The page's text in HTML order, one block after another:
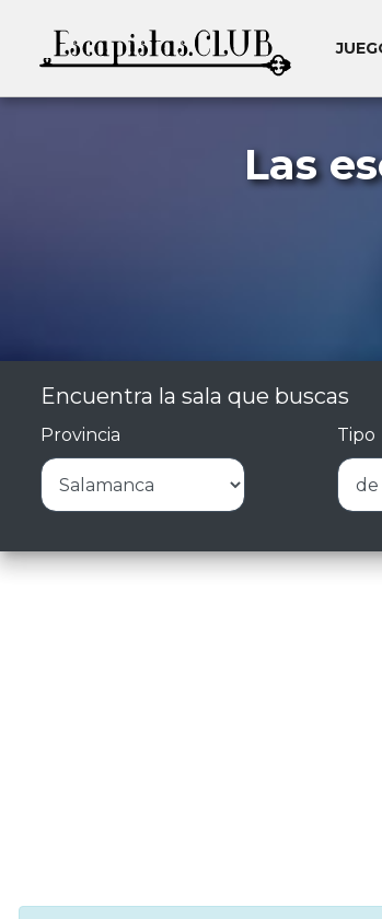
Las
Encuentra la sala que buscas
Provincia Tipo